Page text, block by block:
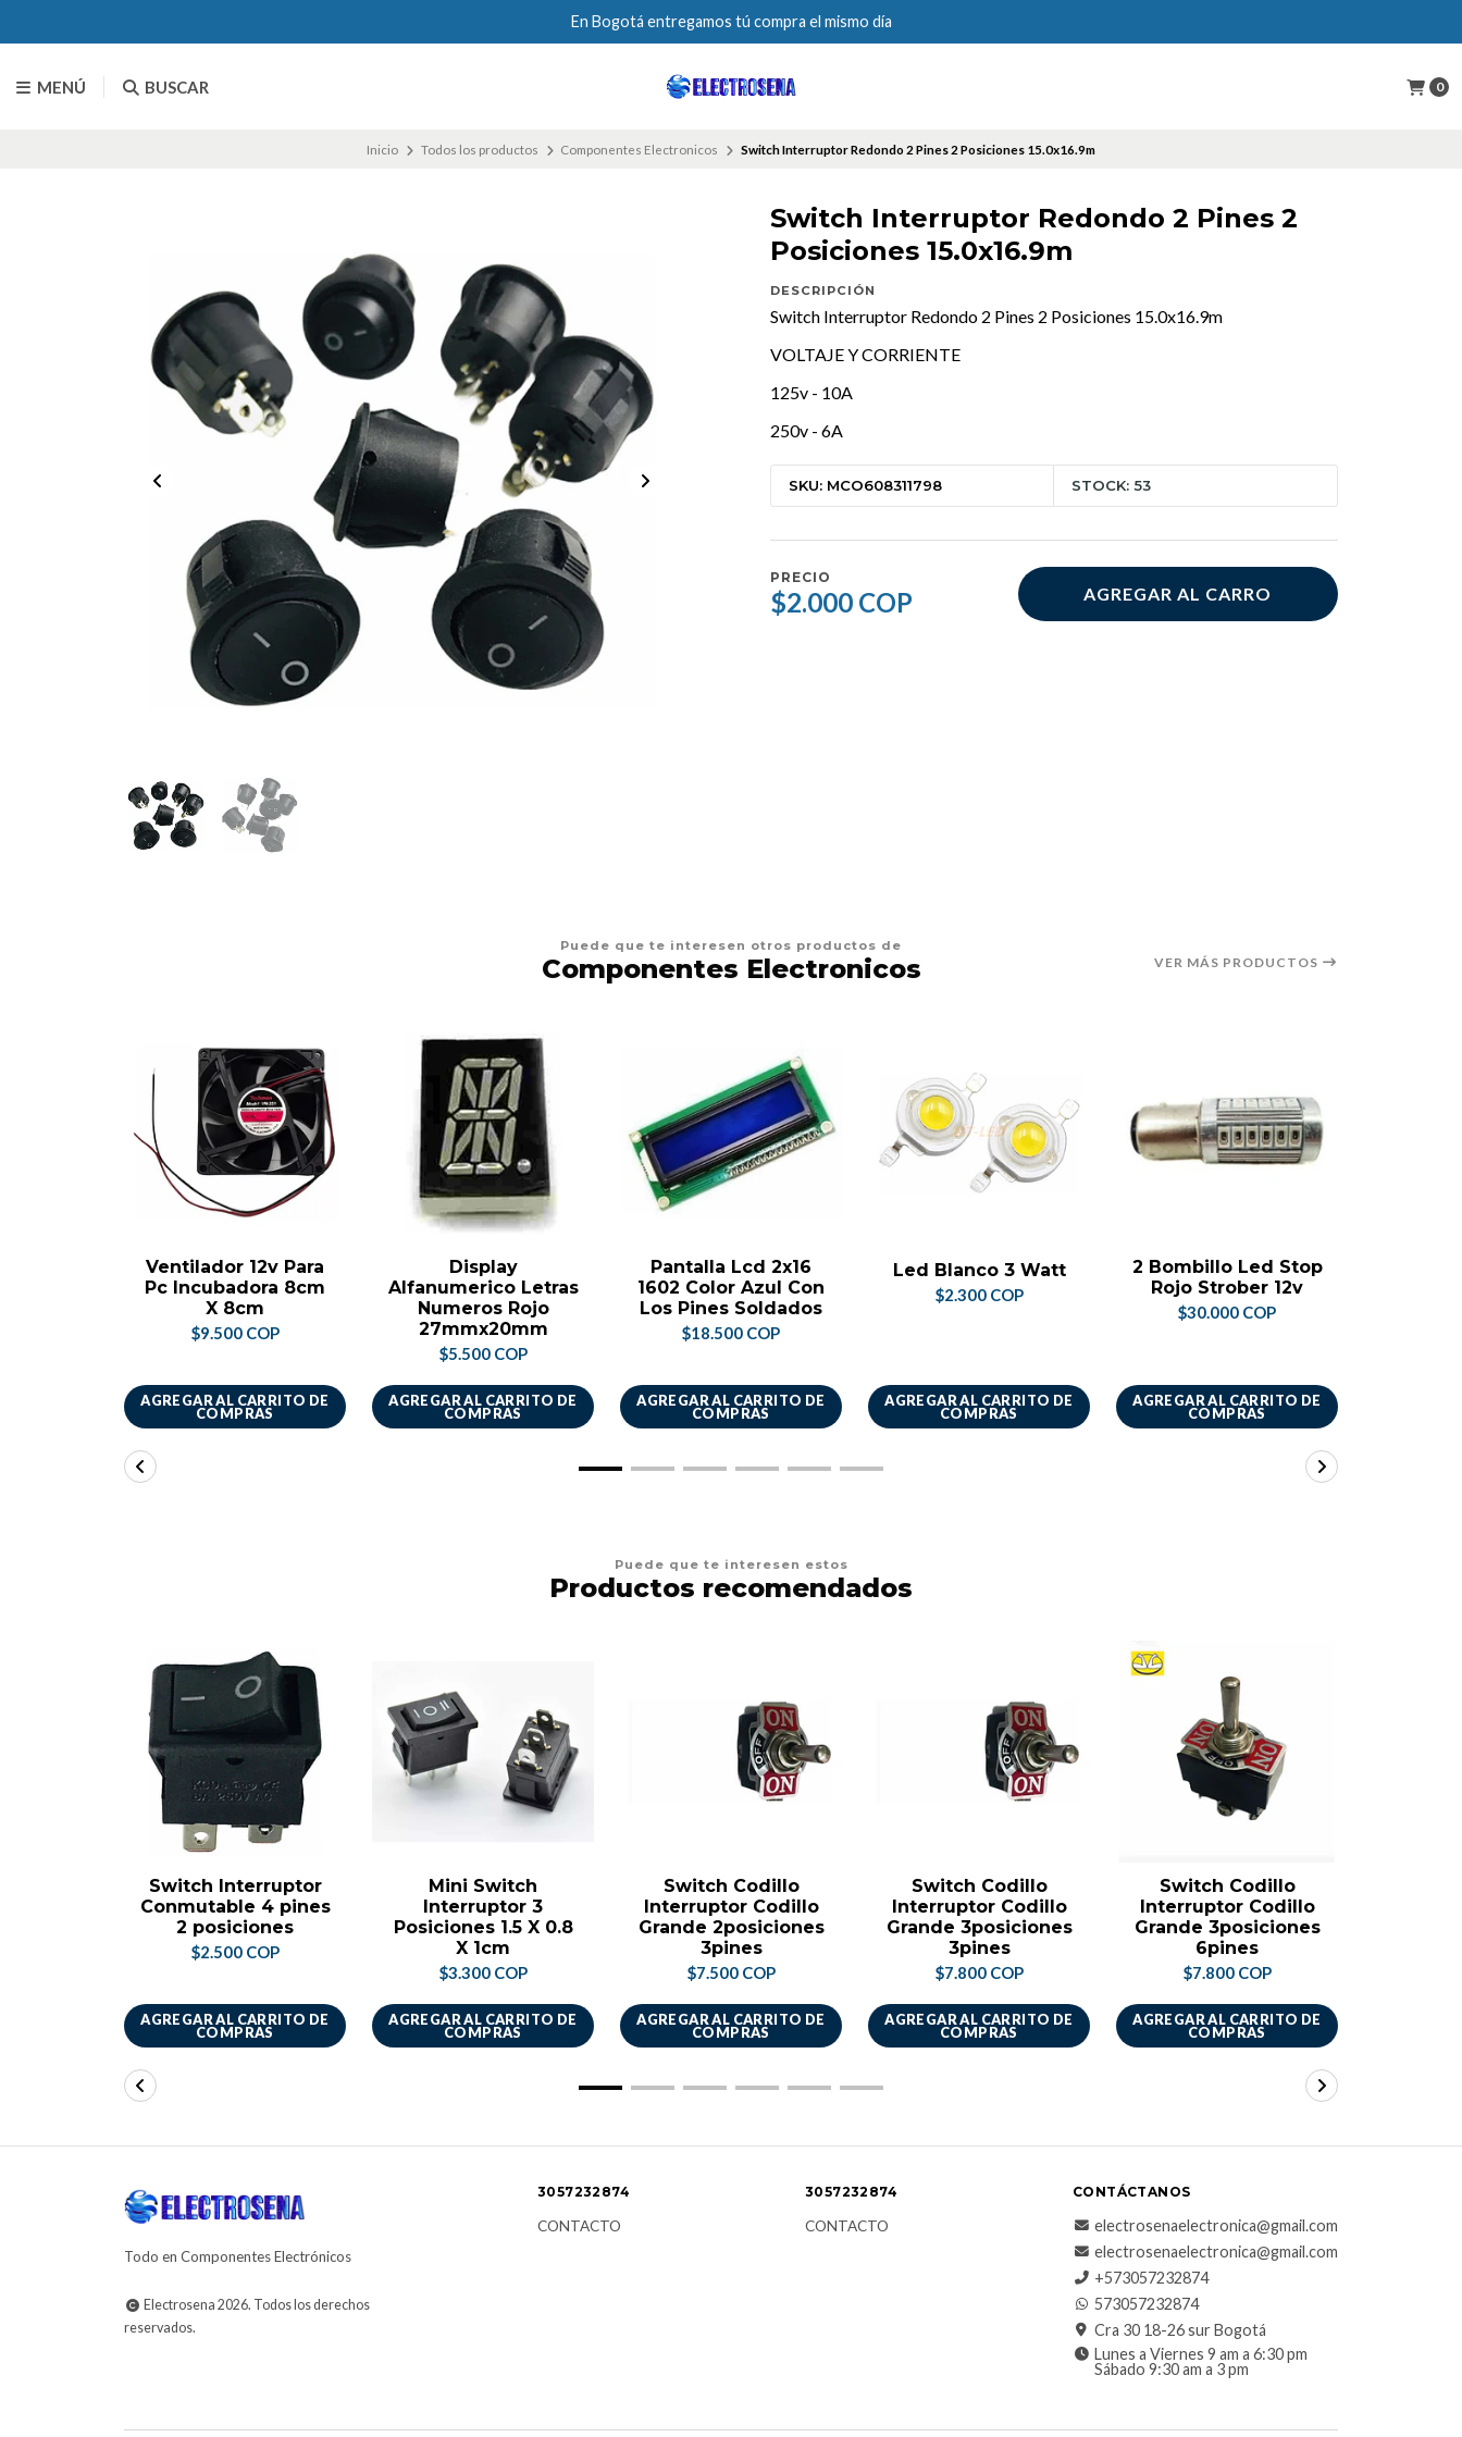
MENÚ BUSCAR 0
En Bogotá entregamos tú compra el mismo día
Inicio Todos los productos Componentes Electronicos Switch Interruptor Redondo 2 Pines 2 Posiciones 15.0x16.9m
Switch Interruptor Redondo 2 Pines 2
Posiciones 15.0x16.9m
DESCRIPCIÓN
Switch Interruptor Redondo 2 Pines 2 Posiciones 15.0x16.9m
VOLTAJE Y CORRIENTE
125v - 10A
250v - 6A
SKU: MCO608311798 STOCK: 53
PRECIO
$2.000 COP AGREGAR AL CARRO
Puede que te interesen otros productos de
Componentes Electronicos VER MÁS PRODUCTOS
Ventilador 12v Para
Pc Incubadora 8cm
X 8cm
$9.500 COP
AGREGAR AL CARRITO DE
COMPRAS
Display
Alfanumerico Letras
Numeros Rojo
27mmx20mm
$5.500 COP
AGREGAR AL CARRITO DE
COMPRAS
Pantalla Lcd 2x16
1602 Color Azul Con
Los Pines Soldados
$18.500 COP
AGREGAR AL CARRITO DE
COMPRAS
Led Blanco 3 Watt
$2.300 COP
AGREGAR AL CARRITO DE
COMPRAS
2 Bombillo Led Stop
Rojo Strober 12v
$30.000 COP
AGREGAR AL CARRITO DE
COMPRAS
Puede que te interesen estos
Productos recomendados
Switch Interruptor
Conmutable 4 pines
2 posiciones
$2.500 COP
AGREGAR AL CARRITO DE
COMPRAS
Mini Switch
Interruptor 3
Posiciones 1.5 X 0.8
X 1cm
$3.300 COP
AGREGAR AL CARRITO DE
COMPRAS
Switch Codillo
Interruptor Codillo
Grande 2posiciones
3pines
$7.500 COP
AGREGAR AL CARRITO DE
COMPRAS
Switch Codillo
Interruptor Codillo
Grande 3posiciones
3pines
$7.800 COP
AGREGAR AL CARRITO DE
COMPRAS
Switch Codillo
Interruptor Codillo
Grande 3posiciones
6pines
$7.800 COP
AGREGAR AL CARRITO DE
COMPRAS
Todo en Componentes Electrónicos
Electrosena 2026. Todos los derechos
reservados.
3057232874
CONTACTO
3057232874
CONTACTO
CONTÁCTANOS
electrosenaelectronica@gmail.com
electrosenaelectronica@gmail.com
+573057232874
573057232874
Cra 30 18-26 sur Bogotá
Lunes a Viernes 9 am a 6:30 pm
Sábado 9:30 am a 3 pm